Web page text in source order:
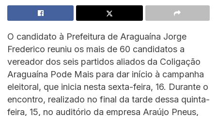
O candidato à Prefeitura de Araguaína Jorge
Frederico reuniu os mais de 60 candidatos a
vereador dos seis partidos aliados da Coligação
Araguaína Pode Mais para dar início à campanha
eleitoral, que inicia nesta sexta-feira, 16. Durante o
encontro, realizado no final da tarde dessa quinta-
feira, 15, no auditório da empresa Araújo Pneus,